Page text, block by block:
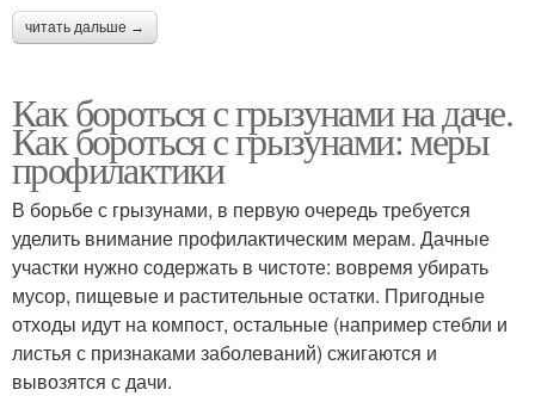
читать дальше →
Как бороться с грызунами на даче.
Как бороться с грызунами: меры
профилактики
В борьбе с грызунами, в первую очередь требуется
уделить внимание профилактическим мерам. Дачные
участки нужно содержать в чистоте: вовремя убирать
мусор, пищевые и растительные остатки. Пригодные
отходы идут на компост, остальные (например стебли и
листья с признаками заболеваний) сжигаются и
вывозятся с дачи.